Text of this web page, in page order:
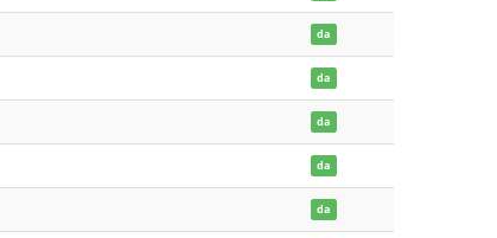
da
da
da
da
da